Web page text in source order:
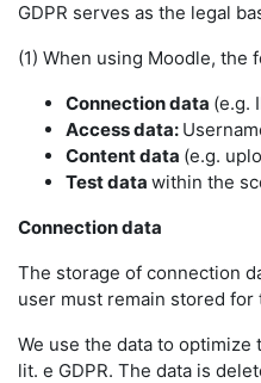
GDPR serves as the legal
(1) When using Moodle, the
Connection data (e.g.
Access data:
Content data (e.g.
Test data within the
Connection data
The storage of connection
user must remain stored
We use the data to
lit. e GDPR. The data is